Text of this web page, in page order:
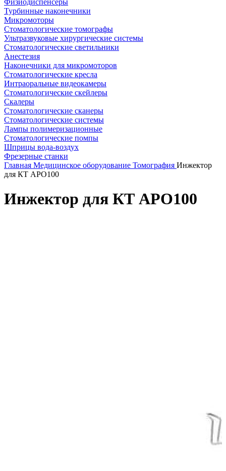
Физиодиспенсеры
Турбинные наконечники
Микромоторы
Стоматологические томографы
Ультразвуковые хирургические системы
Стоматологические светильники
Анестезия
Наконечники для микромоторов
Стоматологические кресла
Интраоральные видеокамеры
Стоматологические скейлеры
Скалеры
Стоматологические сканеры
Стоматологические системы
Лампы полимеризационные
Стоматологические помпы
Шприцы вода-воздух
Фрезерные станки
Главная Медицинское оборудование Томография Инжектор
для КТ APO100
Инжектор для КТ APO100